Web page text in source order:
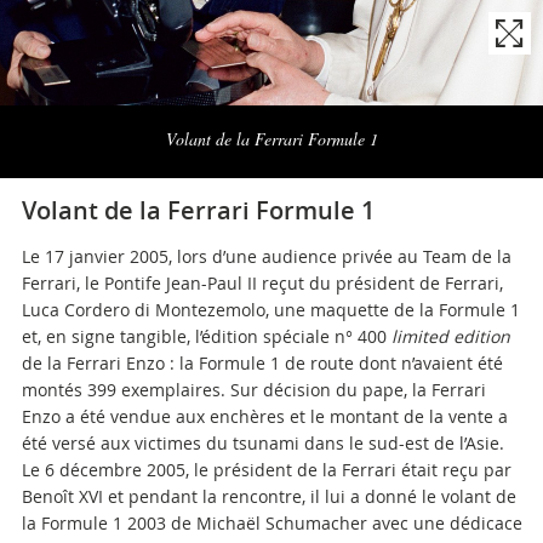
Volant de la Ferrari Formule 1
Naviga
Volant de la Ferrari Formule 1
Le 17 janvier 2005, lors d’une audience privée au Team de la
Ferrari, le Pontife Jean-Paul II reçut du président de Ferrari,
Luca Cordero di Montezemolo, une maquette de la Formule 1
et, en signe tangible, l’édition spéciale n° 400 limited edition
de la Ferrari Enzo : la Formule 1 de route dont n’avaient été
montés 399 exemplaires. Sur décision du pape, la Ferrari
Enzo a été vendue aux enchères et le montant de la vente a
été versé aux victimes du tsunami dans le sud-est de l’Asie.
Le 6 décembre 2005, le président de la Ferrari était reçu par
Benoît XVI et pendant la rencontre, il lui a donné le volant de
la Formule 1 2003 de Michaël Schumacher avec une dédicace